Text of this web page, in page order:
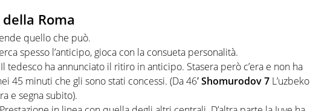
Roma
quello che può.
spesso l’anticipo, gioca con la consueta personalità.
Il tedesco ha annunciato il ritiro in anticipo. Stasera però c’era e non ha
45 minuti che gli sono stati concessi. (Da 46′Shomurodov 7 L’uzbeko
e segna subito).